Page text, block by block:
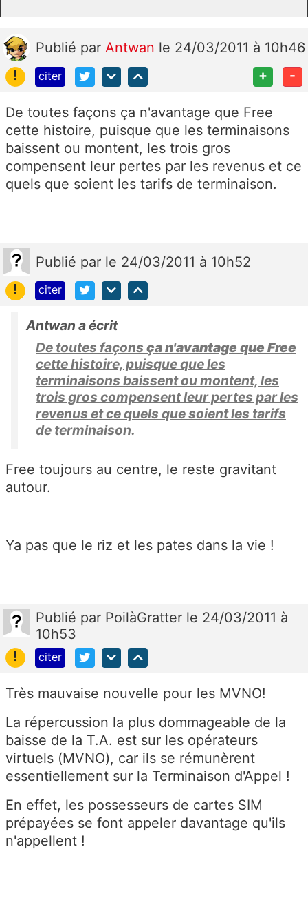
Publié par Antwan le 24/03/2011 à 10h46
!
citer + -
De toutes façons ça n'avantage que Free
cette histoire, puisque que les terminaisons
baissent ou montent, les trois gros
compensent leur pertes par les revenus et ce
quels que soient les tarifs de terminaison.
Publié par le 24/03/2011 à 10h52
!
citer
Antwan a écrit
De toutes façons ça n'avantage que Free
cette histoire, puisque que les
terminaisons baissent ou montent, les
trois gros compensent leur pertes par les
revenus et ce quels que soient les tarifs
de terminaison.
Free toujours au centre, le reste gravitant
autour.
Ya pas que le riz et les pates dans la vie !
Publié par PoilàGratter le 24/03/2011 à
10h53
!
citer
Très mauvaise nouvelle pour les MVNO!
La répercussion la plus dommageable de la
baisse de la T.A. est sur les opérateurs
virtuels (MVNO), car ils se rémunèrent
essentiellement sur la Terminaison d'Appel !
En effet, les possesseurs de cartes SIM
prépayées se font appeler davantage qu'ils
n'appellent !